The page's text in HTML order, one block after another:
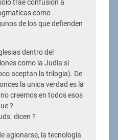
trae confusion a
como
de los que defienden
dentro del
como la Judia si
aceptan la trilogia). De
la unica verdad es la
creemos en todos esos
?
dicen ?
agionarse, la tecnologia